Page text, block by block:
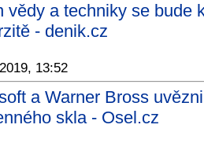
vědy a techniky se bude
- denik.cz
13:52
a Warner Bross
skla - Osel.cz